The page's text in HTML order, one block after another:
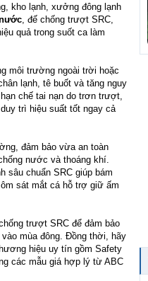
kho lạnh, xưởng đông lạnh
, đế chống trượt SRC,
quả trong suốt ca làm
môi trường ngoài trời hoặc
lạnh, tê buốt và tăng nguy
chế tai nạn do trơn trượt,
trì hiệu suất tốt ngay cả
đảm bảo vừa an toàn
nước và thoáng khí.
sâu chuẩn SRC giúp bám
sát mắt cá hỗ trợ giữ ấm
trượt SRC để đảm bảo
mùa đông. Đồng thời, hãy
hiệu uy tín gồm Safety
các mẫu giá hợp lý từ ABC